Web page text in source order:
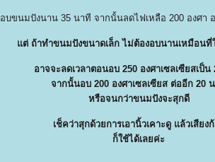
อบขนมปังนาน 35 นาที จากนั้นลดไฟเหลือ 200 องศา
ต่ ถ้าทำขนมปังขนาดเล็ก ไม่ต้องอบนานเหมือนที่
อาจจะลดเวลาตอนอบ 250 องศาเซลเซียสเป็น
จากนั้นอบ 200 องศาเซลเซียส ต่ออีก 20
หรือจนกว่าขนมปังจะสุกดี
เช็คว่าสุกด้วยการเอานิ้วเคาะดู แล้วเสียง
ก็ใช้ได้เลยค่ะ